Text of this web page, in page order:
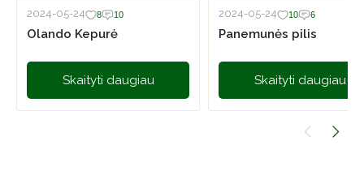
2024-05-24 8 10
Olando Kepurė
Skaityti daugiau
2024-05-24 10 6
Panemunės pilis
Skaityti daugiau